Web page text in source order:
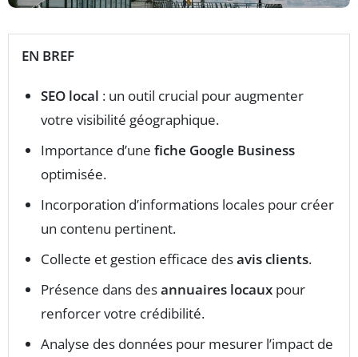
EN BREF
SEO local : un outil crucial pour augmenter
votre visibilité géographique.
Importance d’une fiche Google Business
optimisée.
Incorporation d’informations locales pour créer
un contenu pertinent.
Collecte et gestion efficace desavis clients.
Présence dans desannuaires locaux pour
renforcer votre crédibilité.
Analyse des données pour mesurer l’impact de